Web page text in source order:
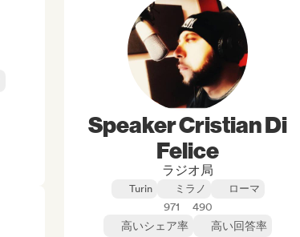
Speaker Cristian Di
Felice
ラジオ局
Turin ミラノ ローマ
971
490
高いシェア率
高い回答率